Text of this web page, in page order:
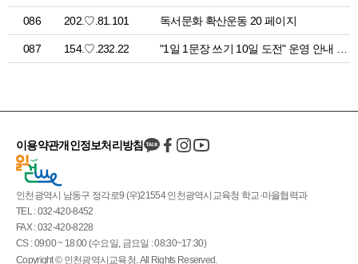
086 202.♡.81.101 독서문화 확산운동 20 페이지
087 154.♡.232.22
인천광역시 남동구 정각로9 (우)21554 인천광역시교육청 학교·마을협력과
TEL : 032-420-8452
FAX : 032-420-8228
CS : 09:00 ~ 18:00 (수요일, 금요일 : 08:30~17:30)
Copyright © 인천광역시교육청. All Rights Reserved.
이용약관개인정보처리방침